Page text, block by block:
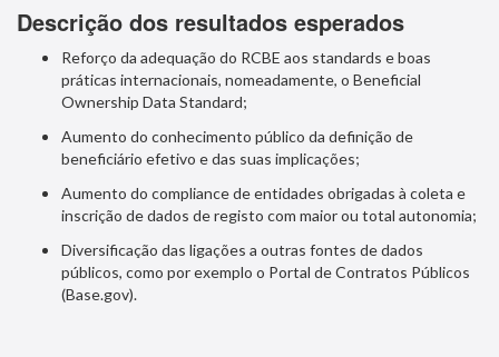
Descrição dos resultados esperados
Reforço da adequação do RCBE aos standards e boas
práticas internacionais, nomeadamente, o Beneficial
Ownership Data Standard;
Aumento do conhecimento público da definição de
beneficiário efetivo e das suas implicações;
Aumento do compliance de entidades obrigadas à coleta e
inscrição de dados de registo com maior ou total autonomia;
Diversificação das ligações a outras fontes de dados
públicos, como por exemplo o Portal de Contratos Públicos
(Base.gov).